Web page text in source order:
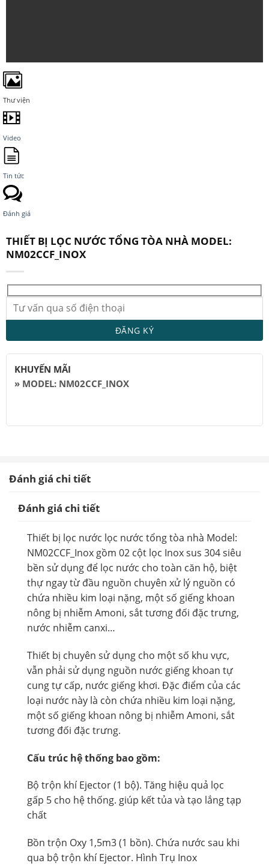
Thư viện
Video
Tin tức
Đánh giá
THIẾT BỊ LỌC NƯỚC TỔNG TÒA NHÀ MODEL:
NM02CCF_INOX
KHUYẾN MÃI
» MODEL: NM02CCF_INOX
Đánh giá chi tiết
Đánh giá chi tiết
Thiết bị lọc nước lọc nước tổng tòa nhà Model:
NM02CCF_Inox gồm 02 cột lọc Inox sus 304 siêu
bền sử dụng để lọc nước cho toàn căn hộ, biệt
thự ngay từ đầu nguồn chuyên xử lý nguồn có
chứa nhiều kim loại nặng, một số giếng khoan
nông bị nhiễm Amoni, sắt tương đối đặc trưng,
nước nhiễm canxi…
Thiết bị chuyên sử dụng cho một số khu vực,
vẫn phải sử dụng nguồn nước giếng khoan tự
cung tự cấp, nước giếng khơi. Đặc điểm của các
loại nước này là còn chứa nhiều kim loại nặng,
một số giếng khoan nông bị nhiễm Amoni, sắt
tương đối đặc trưng.
Cấu trúc hệ thống bao gồm:
Bộ trộn khí Ejector (1 bộ). Tăng hiệu quả lọc
gấp 5 cho hệ thống. giúp kết tủa và tạo lắng tạp
chất
Bồn trộn Oxy 1,5m3 (1 bồn). Chứa nước sau khi
qua bộ trộn khí Ejector. Hình Trụ Inox